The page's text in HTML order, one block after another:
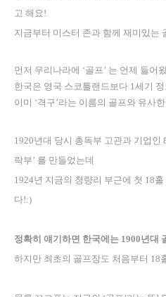
고 해요!
지금부터 미스터 존과 함께 재미있는
먼저 우리나라에 ‘골프’ 는 언제 들어
한국은 영국 스코틀랜드보다 1세기
이미 ‘격구’라는 이름의 골프와 유사
1920년대 당시 총독부 고관과 기업인
락부’ 를 만들었는데
1924년 지금의 청량리 부근에 첫 18
다!:)
정확히 얘기하면 한국에는 1900년대
하지만 최초의 골프장도 처음부터 18